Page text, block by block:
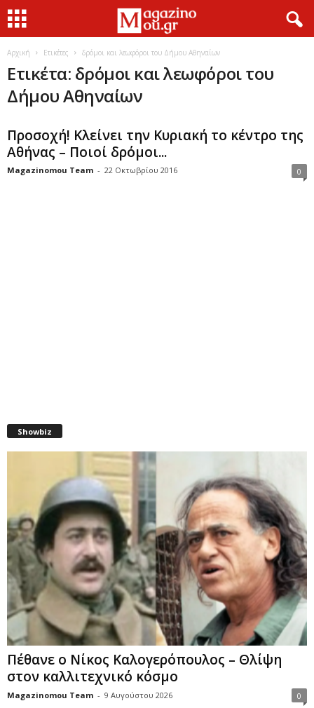
Αρχική Ετικέτες δρόμοι και λεωφόροι του Δήμου Αθηναίων
Ετικέτα: δρόμοι και λεωφόροι του
Δήμου Αθηναίων
Προσοχή! Κλείνει την Κυριακή το κέντρο της
Αθήνας – Ποιοί δρόμοι...
Magazinomou Team - 22 Οκτωβρίου 2016 0
Showbiz
Πέθανε ο Νίκος Καλογερόπουλος – Θλίψη
στον καλλιτεχνικό κόσμο
Magazinomou Team - 9 Αυγούστου 2026 0